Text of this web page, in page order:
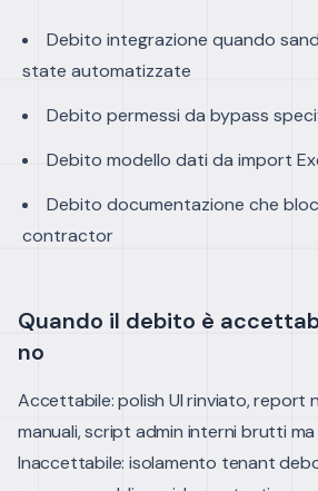
Debito integrazione quando
state automatizzate
Debito permessi da bypass
Debito modello dati da import
Debito documentazione che
contractor
Quando il debito è
no
Accettabile: polish UI rinviato, report
manuali, script admin interni brutti
Inaccettabile: isolamento tenant